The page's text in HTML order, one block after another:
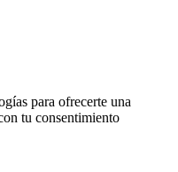
para ofrecerte una
tu consentimiento